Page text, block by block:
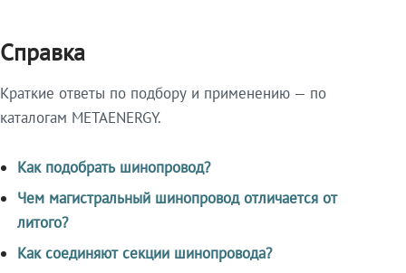
Справка
Краткие ответы по подбору и применению — по
каталогам METAENERGY.
Как подобрать шинопровод?
Чем магистральный шинопровод отличается от
литого?
Как соединяют секции шинопровода?